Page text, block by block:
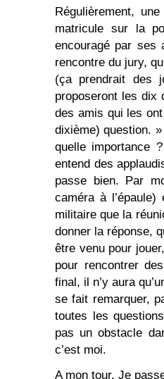
Régulièrement,
matricule sur la
encouragé par ses
rencontre du jury,
(ça prendrait des
proposeront les dix
des amis qui les
dixième) question.
quelle importance
entend des
passe bien. Par
caméra à l’épaule)
militaire que la
donner la réponse,
être venu pour
pour rencontrer
final, il n’y aura
se fait remarquer,
toutes les
pas un obstacle
c’est moi.
A mon tour. Je